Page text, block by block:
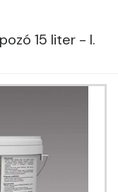
15 liter - I.